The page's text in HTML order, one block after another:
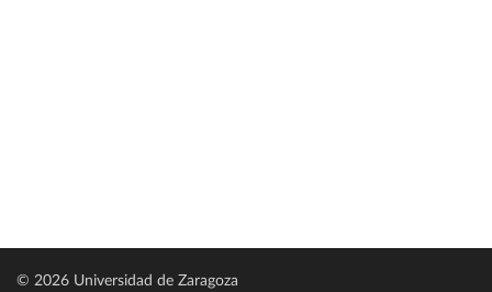
© 2026 Universidad de Zaragoza